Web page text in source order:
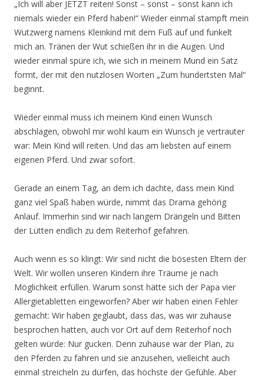
„Ich will aber JETZT reiten! Sonst – sonst – sonst kann ich
niemals wieder ein Pferd haben!“ Wieder einmal stampft mein
Wutzwerg namens Kleinkind mit dem Fuß auf und funkelt
mich an. Tränen der Wut schießen ihr in die Augen. Und
wieder einmal spüre ich, wie sich in meinem Mund ein Satz
formt, der mit den nutzlosen Worten „Zum hundertsten Mal“
beginnt.
Wieder einmal muss ich meinem Kind einen Wunsch
abschlagen, obwohl mir wohl kaum ein Wunsch je vertrauter
war: Mein Kind will reiten. Und das am liebsten auf einem
eigenen Pferd. Und zwar sofort.
Gerade an einem Tag, an dem ich dachte, dass mein Kind
ganz viel Spaß haben würde, nimmt das Drama gehörig
Anlauf. Immerhin sind wir nach langem Drängeln und Bitten
der Lütten endlich zu dem Reiterhof gefahren.
Auch wenn es so klingt: Wir sind nicht die bösesten Eltern der
Welt. Wir wollen unseren Kindern ihre Träume je nach
Möglichkeit erfüllen. Warum sonst hätte sich der Papa vier
Allergietabletten eingeworfen? Aber wir haben einen Fehler
gemacht: Wir haben geglaubt, dass das, was wir zuhause
besprochen hatten, auch vor Ort auf dem Reiterhof noch
gelten würde: Nur gucken. Denn zuhause war der Plan, zu
den Pferden zu fahren und sie anzusehen, vielleicht auch
einmal streicheln zu dürfen, das höchste der Gefühle. Aber